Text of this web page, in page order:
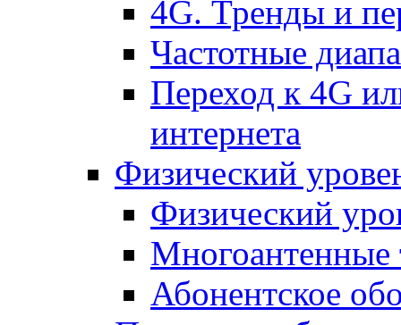
4G. Тренды и
Частотные
Переход к 4G
интернета
Физический
Физический
Многоантенные
Абонентское